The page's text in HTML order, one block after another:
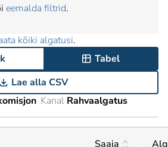
eemalda filtrid.
kõiki algatusi.
Tabel
Lae alla CSV
Kanal Rahvaalgatus
Saaja